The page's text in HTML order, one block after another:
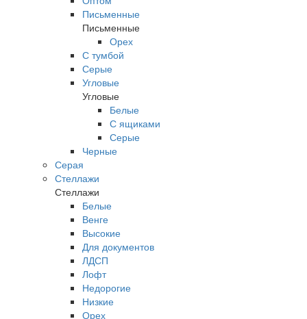
Письменные
Письменные
Орех
С тумбой
Серые
Угловые
Угловые
Белые
С ящиками
Серые
Черные
Серая
Стеллажи
Стеллажи
Белые
Венге
Высокие
Для документов
ЛДСП
Лофт
Недорогие
Низкие
Орех